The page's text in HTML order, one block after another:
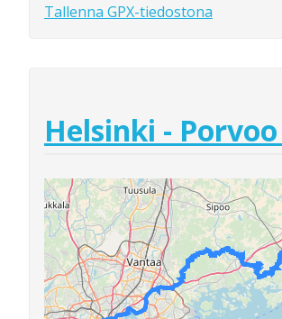
Tallenna GPX-tiedostona
Helsinki -